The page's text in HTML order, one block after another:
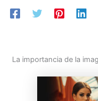
La importancia de la